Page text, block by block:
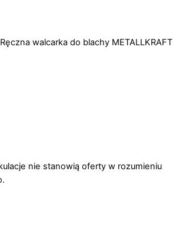
walcarka do blachy METALLKRAFT
nie stanowią oferty w rozumieniu